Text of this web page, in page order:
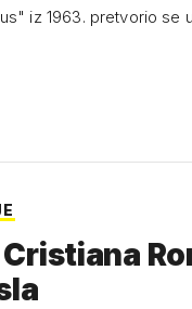
iz 1963. pretvorio se